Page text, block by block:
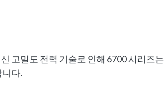
고밀도 전력 기술로 인해 6700 시리즈는
니다.